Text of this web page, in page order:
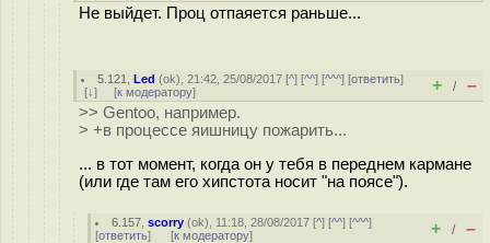
Не выйдет. Проц отпаяется раньше...
5.121 ,Led (ok), 21:42, 25/08/2017 [^] [^^] [^^^] [ответить]
[↓] [к модератору] + / –
>> Gentoo, например.
> +в процессе яишницу пожарить...
... в тот момент, когда он у тебя в переднем кармане
(или где там его хипстота носит "на поясе").
6.157 ,scorry (ok), 11:18, 28/08/2017 [^] [^^] [^^^]
[ответить] [к модератору] + / –